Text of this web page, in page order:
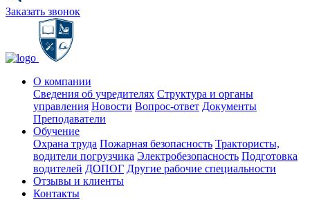
Заказать звонок
О компании
Сведения об учредителях Структура и органы
управления Новости Вопрос-ответ Документы
Преподаватели
Обучение
Охрана труда Пожарная безопасность Трактористы,
водители погрузчика Электробезопасность Подготовка
водителей ДОПОГ Другие рабочие специальности
Отзывы и клиенты
Контакты